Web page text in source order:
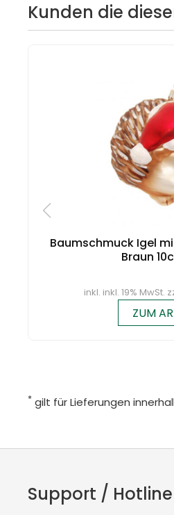
Kunden die
Baumschmuck Igel
Braun
inkl. inkl. 19% MwSt.
ZUM
* gilt für Lieferungen
Support / Hotline